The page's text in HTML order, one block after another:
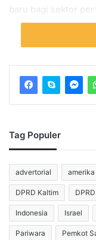
baru bagi sektor
target
produksi jagung
Potensi itu
Asisten Kapolri
Pangan Polri,
Serentak menjadi
petani.
Tag Populer
advertorial
DPRD Kaltim
Indonesia Israel
Pariwara Pemkot